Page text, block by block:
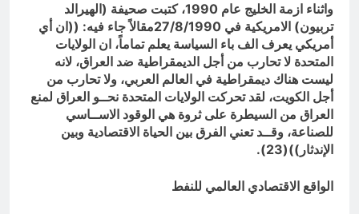
واثناء ازمة الخليج عام 1990، كتبت صحيفة (الهيرالد
تربيون) الامريكية في 27/8/1990مقالاً جاء فيه: ((ان أي
أمريكي يعرف الف باء السياسة يعلم تماماً، ان الولايات
المتحدة لا تحارب من أجل الديمقراطية ضد العراق، لانه
ليست هناك ديمقراطية في العالم العربي، ولا تحارب من
أجل الكويت، لقد تحركت الولايات المتحدة نحــو العراق لمنع
العراق من السيطرة على ثروة هي الوقود الاســاسي
للصناعة، وقــد تعني الفرق بين الحياة الاقتصادية وبين
الإندثار))(23).
الواقع الاقتصادي العالمي للنفط